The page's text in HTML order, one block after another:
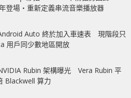
登場‧重新定義串流音樂播放器
Auto 終於加入車速表 現階段只
用戶同少數地區開放
Rubin 架構曝光 Vera Rubin 平
Blackwell 算力